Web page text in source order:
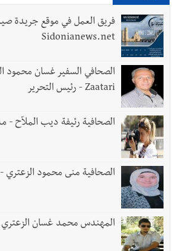
فريق العمل في موقع جريدة
Sidonianews.net
Zaatari - رئيس التحرير
الصحافية رئيفة ديب الملاّح -
الصحافية منى محمود الزعتري -
المهندس محمد غسان الزعتري